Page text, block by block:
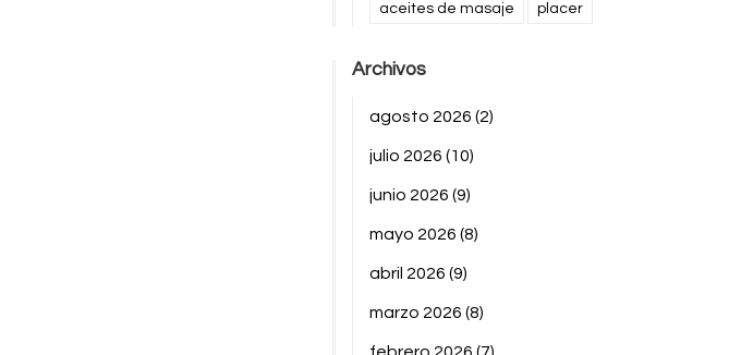
aceites de masaje placer
Archivos
agosto 2026 (2)
julio 2026 (10)
junio 2026 (9)
mayo 2026 (8)
abril 2026 (9)
marzo 2026 (8)